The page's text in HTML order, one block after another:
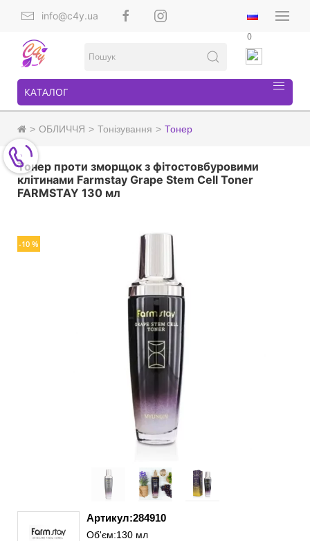
info@c4y.ua
0
КАТАЛОГ
ОБЛИЧЧЯ Тонізування Тонер
Тонер проти зморщок з фітостовбуровими
клітинами Farmstay Grape Stem Cell Toner
FARMSTAY 130 мл
-10 %
Артикул:284910
Об'єм:130 мл